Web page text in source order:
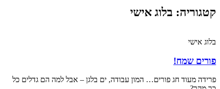
קטגוריה: בלוג אישי
בלוג אישי
פורים שמח!
פרידה מעוד חג פורים… המון עבודה, ים בלגן – אבל למה הם גדלים כל